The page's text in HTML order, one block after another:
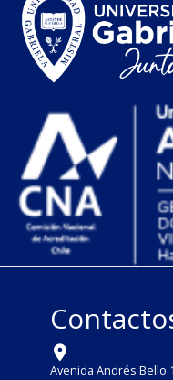
Avenida Andrés Bello